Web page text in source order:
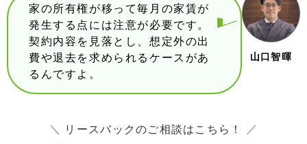
山口智暉
家の所有権が移って毎月の家賃が
発生する点には注意が必要です。
契約内容を見落とし、想定外の出
費や退去を求められるケースがあ
るんですよ。
＼ リースバックのご相談はこちら！ ／